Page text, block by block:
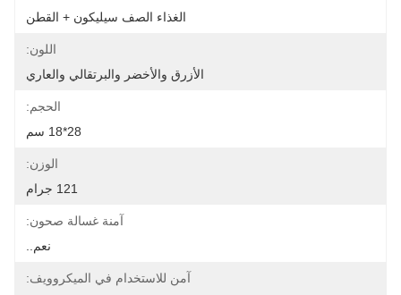
الغذاء الصف سيليكون + القطن
اللون:
الأزرق والأخضر والبرتقالي والعاري
الحجم:
28*18 سم
الوزن:
121 جرام
آمنة غسالة صحون:
نعم..
آمن للاستخدام في الميكروويف: